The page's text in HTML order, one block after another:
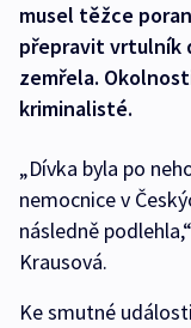
musel těžce
přepravit vrtulník
zemřela.
kriminalisté.
„Dívka byla po
nemocnice v
následně
Krausová.
Ke smutné